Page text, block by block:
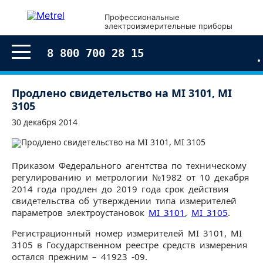
Профессиональные
электроизмерительные приборы
8 800 700 28 15
Продлено свидетельство на MI 3101, MI
3105
30 декабря 2014
Приказом Федерального агентства по техническому
регулированию и метрологии №1982 от 10 декабря
2014 года продлен до 2019 года срок действия
свидетельства об утверждении типа измерителей
параметров электроустановок MI 3101 , MI 3105.
Регистрационный номер измерителей MI 3101, MI
3105 в Государственном реестре средств измерения
остался прежним – 41923 -09.